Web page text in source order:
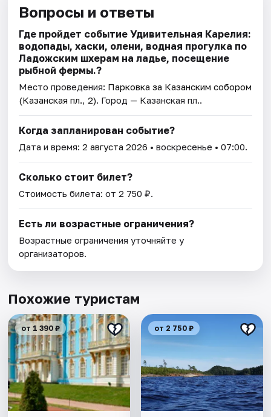
Вопросы и ответы
Где пройдет событие Удивительная Карелия:
водопады, хаски, олени, водная прогулка по
Ладожским шхерам на ладье, посещение
рыбной фермы.?
Место проведения: Парковка за Казанским собором
(Казанская пл., 2). Город — Казанская пл..
Когда запланирован событие?
Дата и время:2 августа 2026 • воскресенье • 07:00.
Сколько стоит билет?
Стоимость билета: от 2 750 ₽.
Есть ли возрастные ограничения?
Возрастные ограничения уточняйте у
организаторов.
Похожие туристам
от 1 390 ₽ от 2 750 ₽